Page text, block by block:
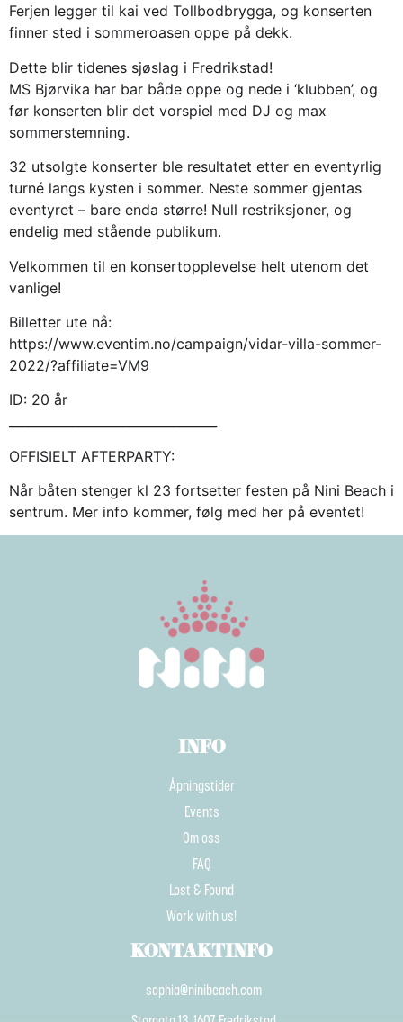
Ferjen legger til kai ved Tollbodbrygga, og konserten
finner sted i sommeroasen oppe på dekk.
Dette blir tidenes sjøslag i Fredrikstad!
MS Bjørvika har bar både oppe og nede i ‘klubben’, og
før konserten blir det vorspiel med DJ og max
sommerstemning.
32 utsolgte konserter ble resultatet etter en eventyrlig
turné langs kysten i sommer. Neste sommer gjentas
eventyret – bare enda større! Null restriksjoner, og
endelig med stående publikum.
Velkommen til en konsertopplevelse helt utenom det
vanlige!
Billetter ute nå:
https://www.eventim.no/campaign/vidar-villa-sommer-
2022/?affiliate=VM9
ID: 20 år
OFFISIELT AFTERPARTY:
Når båten stenger kl 23 fortsetter festen på Nini Beach i
sentrum. Mer info kommer, følg med her på eventet!
INFO
Åpningstider
Events
Om oss
FAQ
Lost & Found
Work with us!
KONTAKTINFO
sophia@ninibeach.com